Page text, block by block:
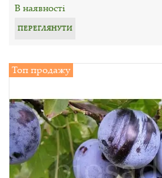
В наявності
ПЕРЕГЛЯНУТИ
Топ продажу